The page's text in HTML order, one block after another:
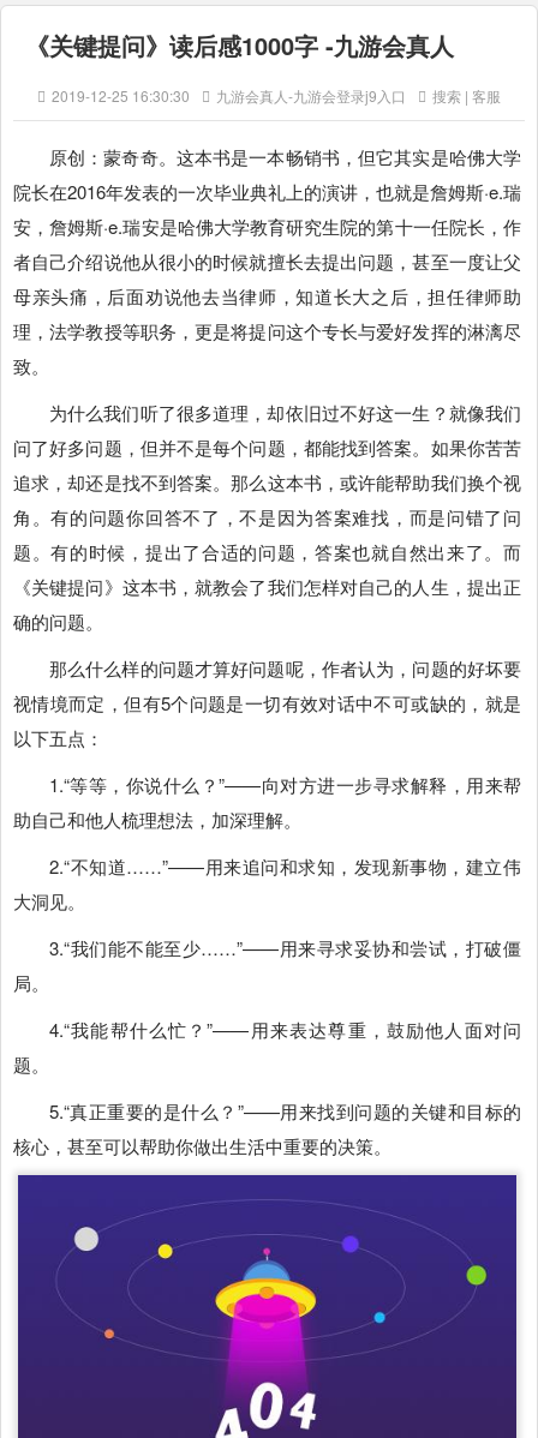
《关键提问》读后感1000字 -九游会真人
2019-12-25 16:30:30 九游会真人-九游会登录j9入口 搜索 | 客服
原创：蒙奇奇。这本书是一本畅销书，但它其实是哈佛大学
院长在2016年发表的一次毕业典礼上的演讲，也就是詹姆斯·e.瑞
安，詹姆斯·e.瑞安是哈佛大学教育研究生院的第十一任院长，作
者自己介绍说他从很小的时候就擅长去提出问题，甚至一度让父
母亲头痛，后面劝说他去当律师，知道长大之后，担任律师助
理，法学教授等职务，更是将提问这个专长与爱好发挥的淋漓尽
致。
为什么我们听了很多道理，却依旧过不好这一生？就像我们
问了好多问题，但并不是每个问题，都能找到答案。如果你苦苦
追求，却还是找不到答案。那么这本书，或许能帮助我们换个视
角。有的问题你回答不了，不是因为答案难找，而是问错了问
题。有的时候，提出了合适的问题，答案也就自然出来了。而
《关键提问》这本书，就教会了我们怎样对自己的人生，提出正
确的问题。
那么什么样的问题才算好问题呢，作者认为，问题的好坏要
视情境而定，但有5个问题是一切有效对话中不可或缺的，就是
以下五点：
1.“等等，你说什么？”——向对方进一步寻求解释，用来帮
助自己和他人梳理想法，加深理解。
2.“不知道……”——用来追问和求知，发现新事物，建立伟
大洞见。
3.“我们能不能至少……”——用来寻求妥协和尝试，打破僵
局。
4.“我能帮什么忙？”——用来表达尊重，鼓励他人面对问
题。
5.“真正重要的是什么？”——用来找到问题的关键和目标的
核心，甚至可以帮助你做出生活中重要的决策。